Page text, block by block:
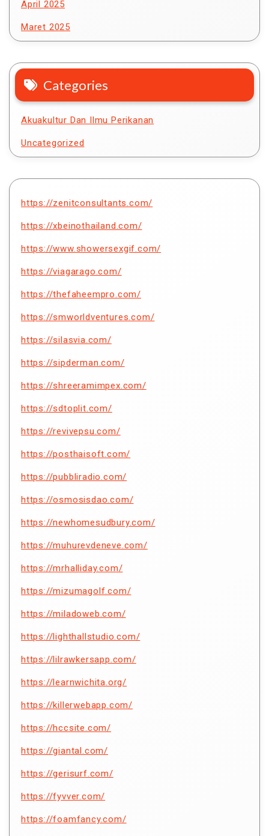
April 2025
Maret 2025
Categories
Akuakultur Dan Ilmu Perikanan
Uncategorized
https://zenitconsultants.com/
https://xbeinothailand.com/
https://www.showersexgif.com/
https://viagarago.com/
https://thefaheempro.com/
https://smworldventures.com/
https://silasvia.com/
https://sipderman.com/
https://shreeramimpex.com/
https://sdtoplit.com/
https://revivepsu.com/
https://posthaisoft.com/
https://pubbliradio.com/
https://osmosisdao.com/
https://newhomesudbury.com/
https://muhurevdeneve.com/
https://mrhalliday.com/
https://mizumagolf.com/
https://miladoweb.com/
https://lighthallstudio.com/
https://lilrawkersapp.com/
https://learnwichita.org/
https://killerwebapp.com/
https://hccsite.com/
https://giantal.com/
https://gerisurf.com/
https://fyvver.com/
https://foamfancy.com/